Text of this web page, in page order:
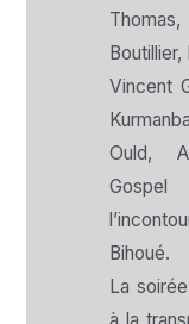
Vincent
Ould,
Bihoué.
La